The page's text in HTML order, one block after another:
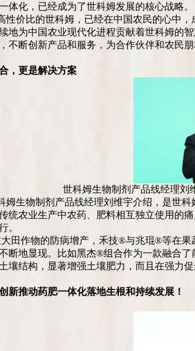
体化，已经成为了世科姆发展的核心战略。
性价比的世科姆，已经在中国农民的心中
地为中国农业现代化进程贡献着世科姆的
不断创新产品和服务，为合作伙伴和农民朋
，更是解决方案
世科姆生物制剂产品线经理刘
姆生物制剂产品线经理刘维宇介绍，是世
统农业生产中农药、肥料相互独立使用的
。
田作物的防病增产，禾技®与兆琨®等在
断地显现。比如黑杰®组合作为一款融合
壤结构，显著增强土壤肥力，而且在强力
新推动药肥一体化落地生根和持续发展！